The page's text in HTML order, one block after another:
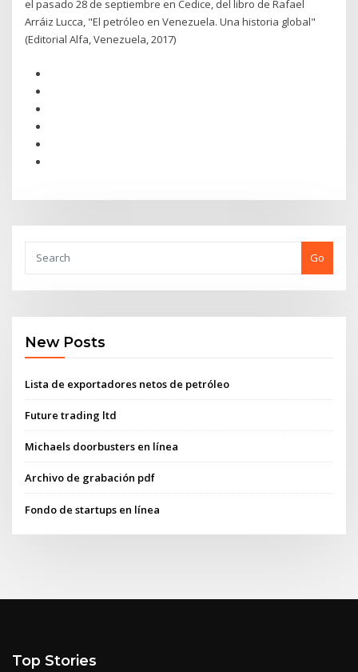
el pasado 28 de septiembre en Cedice, del libro de Rafael
Arráiz Lucca, "El petróleo en Venezuela. Una historia global"
(Editorial Alfa, Venezuela, 2017)
Go
New Posts
Lista de exportadores netos de petróleo
Future trading ltd
Michaels doorbusters en línea
Archivo de grabación pdf
Fondo de startups en línea
Top Stories